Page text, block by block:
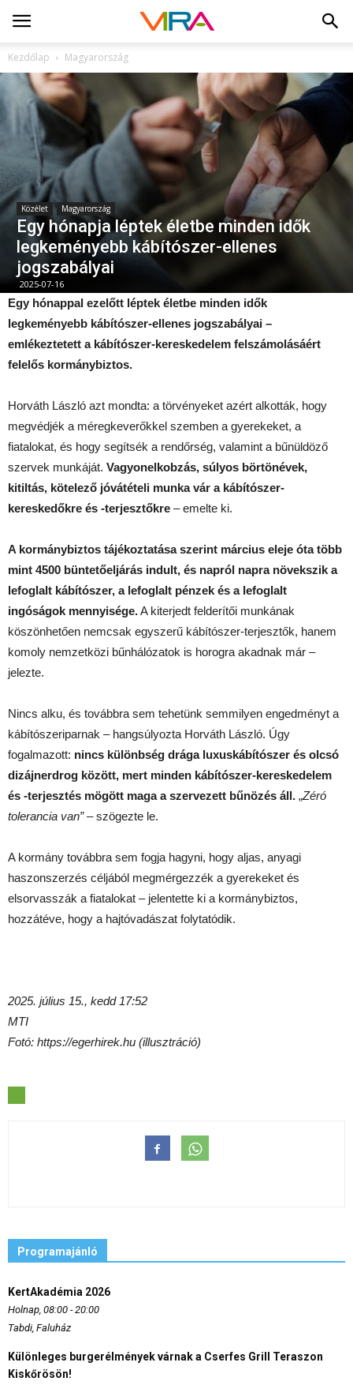
Kezdőlap Magyarország
Közélet Magyarország
Egy hónapja léptek életbe minden idők
legkeményebb kábítószer-ellenes
jogszabályai
2025-07-16
Egy hónappal ezelőtt léptek életbe minden idők
legkeményebb kábítószer-ellenes jogszabályai –
emlékeztetett a kábítószer-kereskedelem felszámolásáért
felelős kormánybiztos.
Horváth László azt mondta: a törvényeket azért alkották, hogy
megvédjék a méregkeverőkkel szemben a gyerekeket, a
fiatalokat, és hogy segítsék a rendőrség, valamint a bűnüldöző
szervek munkáját. Vagyonelkobzás, súlyos börtönévek,
kitiltás, kötelező jóvátételi munka vár a kábítószer-
kereskedőkre és -terjesztőkre – emelte ki.
A kormánybiztos tájékoztatása szerint március eleje óta több
mint 4500 büntetőeljárás indult, és napról napra növekszik a
lefoglalt kábítószer, a lefoglalt pénzek és a lefoglalt
ingóságok mennyisége.A kiterjedt felderítői munkának
köszönhetően nemcsak egyszerű kábítószer-terjesztők, hanem
komoly nemzetközi bűnhálózatok is horogra akadnak már –
jelezte.
Nincs alku, és továbbra sem tehetünk semmilyen engedményt a
kábítószeriparnak – hangsúlyozta Horváth László. Úgy
fogalmazott: nincs különbség drága luxuskábítószer és olcsó
dizájnerdrog között, mert minden kábítószer-kereskedelem
és -terjesztés mögött maga a szervezett bűnözés áll. „Zéró
tolerancia van”– szögezte le.
A kormány továbbra sem fogja hagyni, hogy aljas, anyagi
haszonszerzés céljából megmérgezzék a gyerekeket és
elsorvasszák a fiatalokat – jelentette ki a kormánybiztos,
hozzátéve, hogy a hajtóvadászat folytatódik.
2025. július 15., kedd 17:52
MTI
Fotó: https://egerhirek.hu (illusztráció)
Programajánló
KertAkadémia 2026
Holnap, 08:00 - 20:00
Tabdi, Faluház
Különleges burgerélmények várnak a Cserfes Grill Teraszon
Kiskőrösön!